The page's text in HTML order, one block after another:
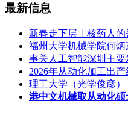
最新信息
新春走下层丨核药人的
福州大学机械学院何炳
事关人工智能深圳主要
2026年从动化加工出
理工大学（光学俊彦）
港中文机械取从动化